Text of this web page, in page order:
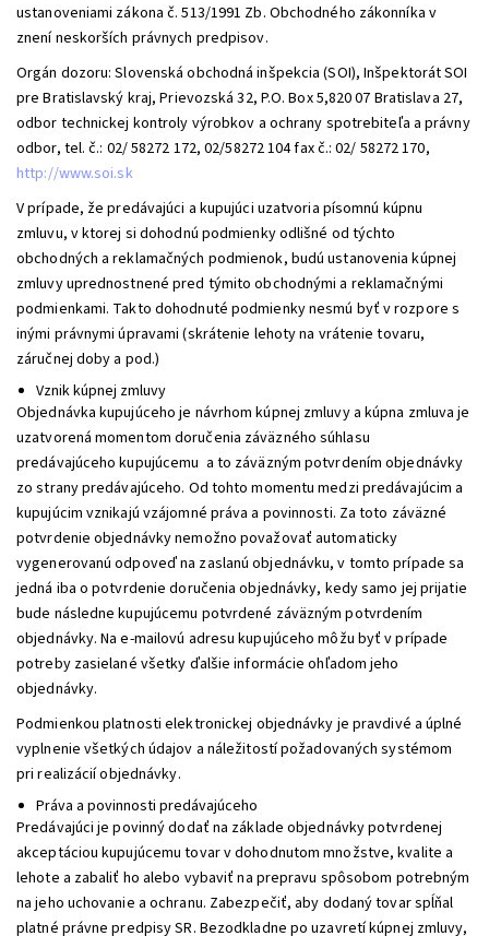
ustanoveniami zákona č. 513/1991 Zb. Obchodného zákonníka v
znení neskorších právnych predpisov.
Orgán dozoru: Slovenská obchodná inšpekcia (SOI), Inšpektorát SOI
pre Bratislavský kraj, Prievozská 32, P.O. Box 5,820 07 Bratislava 27,
odbor technickej kontroly výrobkov a ochrany spotrebiteľa a právny
odbor, tel. č.: 02/ 58272 172, 02/58272 104 fax č.: 02/ 58272 170,
http://www.soi.sk
V prípade, že predávajúci a kupujúci uzatvoria písomnú kúpnu
zmluvu, v ktorej si dohodnú podmienky odlišné od týchto
obchodných a reklamačných podmienok, budú ustanovenia kúpnej
zmluvy uprednostnené pred týmito obchodnými a reklamačnými
podmienkami. Takto dohodnuté podmienky nesmú byť v rozpore s
inými právnymi úpravami (skrátenie lehoty na vrátenie tovaru,
záručnej doby a pod.)
Vznik kúpnej zmluvy
Objednávka kupujúceho je návrhom kúpnej zmluvy a kúpna zmluva je
uzatvorená momentom doručenia záväzného súhlasu
predávajúceho kupujúcemu a to záväzným potvrdením objednávky
zo strany predávajúceho. Od tohto momentu medzi predávajúcim a
kupujúcim vznikajú vzájomné práva a povinnosti. Za toto záväzné
potvrdenie objednávky nemožno považovať automaticky
vygenerovanú odpoveď na zaslanú objednávku, v tomto prípade sa
jedná iba o potvrdenie doručenia objednávky, kedy samo jej prijatie
bude následne kupujúcemu potvrdené záväzným potvrdením
objednávky. Na e-mailovú adresu kupujúceho môžu byť v prípade
potreby zasielané všetky ďalšie informácie ohľadom jeho
objednávky.
Podmienkou platnosti elektronickej objednávky je pravdivé a úplné
vyplnenie všetkých údajov a náležitostí požadovaných systémom
pri realizácií objednávky.
Práva a povinnosti predávajúceho
Predávajúci je povinný dodať na základe objednávky potvrdenej
akceptáciou kupujúcemu tovar v dohodnutom množstve, kvalite a
lehote a zabaliť ho alebo vybaviť na prepravu spôsobom potrebným
na jeho uchovanie a ochranu. Zabezpečiť, aby dodaný tovar spĺňal
platné právne predpisy SR. Bezodkladne po uzavretí kúpnej zmluvy,